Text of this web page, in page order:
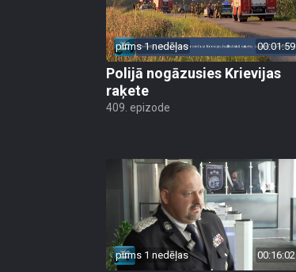
pirms 1 nedēļas 00:01:59
Polijā nogāzusies Krievijas
raķete
409. epizode
pirms 1 nedēļas 00:16:02